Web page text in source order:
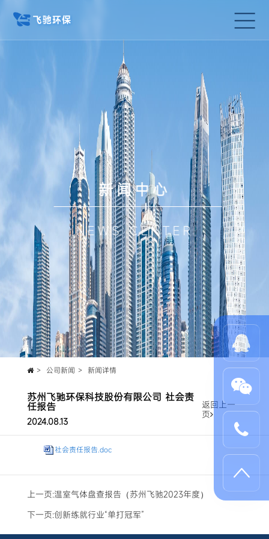
新闻中心
NEWS CENTER
公司新闻 新闻详情
苏州飞驰环保科技股份有限公司 社会责
任报告
2024.08.13
返回上一
页
社会责任报告.doc
上一页:温室气体盘查报告（苏州飞驰2023年度）
下一页:创新练就行业“单打冠军”